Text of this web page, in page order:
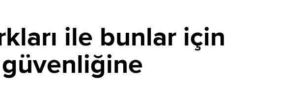
ile bunlar için
güvenliğine